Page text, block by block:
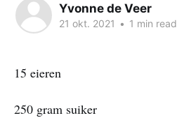
Yvonne de Veer
21 okt. 2021 • 1 min read
15 eieren
250 gram suiker